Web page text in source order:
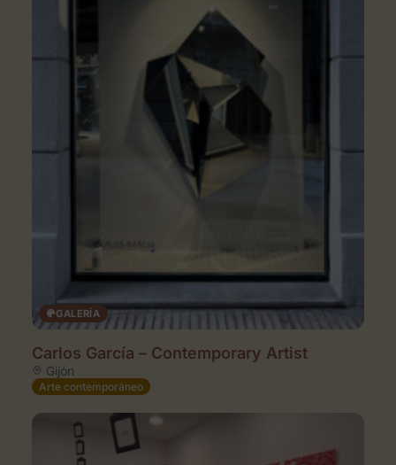
GALERÍA
Carlos García – Contemporary Artist
Gijón
Arte contemporáneo